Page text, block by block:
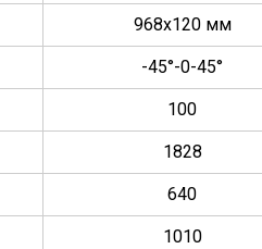
968х120 мм
-45°-0-45°
100
1828
640
1010